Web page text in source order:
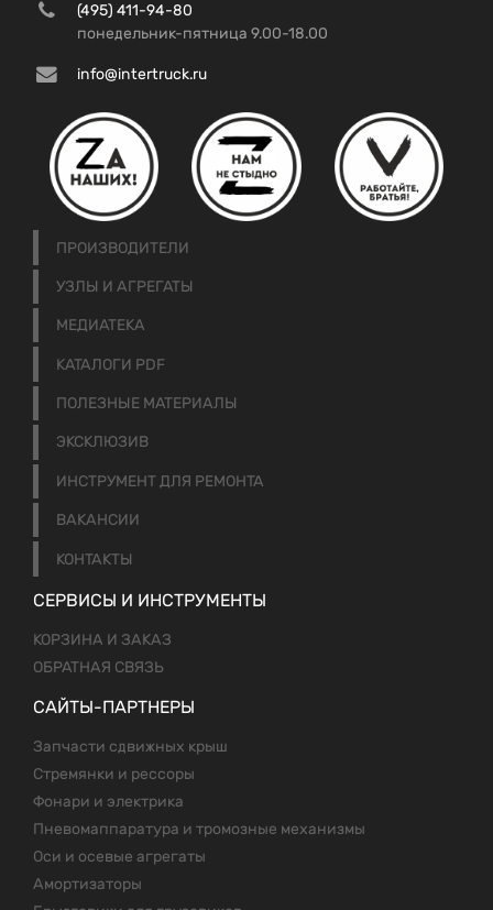
(495) 411-94-80
понедельник-пятница 9.00-18.00
info@intertruck.ru
ПРОИЗВОДИТЕЛИ
УЗЛЫ И АГРЕГАТЫ
МЕДИАТЕКА
КАТАЛОГИ PDF
ПОЛЕЗНЫЕ МАТЕРИАЛЫ
ЭКСКЛЮЗИВ
ИНСТРУМЕНТ ДЛЯ РЕМОНТА
ВАКАНСИИ
КОНТАКТЫ
СЕРВИСЫ И ИНСТРУМЕНТЫ
КОРЗИНА И ЗАКАЗ
ОБРАТНАЯ СВЯЗЬ
САЙТЫ-ПАРТНЕРЫ
Запчасти сдвижных крыш
Стремянки и рессоры
Фонари и электрика
Пневомаппаратура и тромозные механизмы
Оси и осевые агрегаты
Амортизаторы